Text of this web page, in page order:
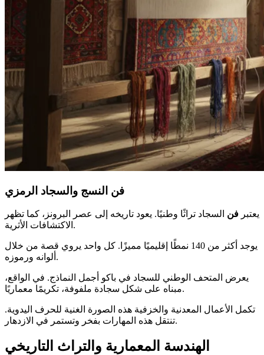
فن النسج والسجاد الرمزي
يعتبر فن السجاد تراثًا وطنيًا. يعود تاريخه إلى عصر البرونز، كما تظهر
الاكتشافات الأثرية.
يوجد أكثر من 140 نمطًا إقليميًا مميزًا. كل واحد يروي قصة من خلال
ألوانه ورموزه.
يعرض المتحف الوطني للسجاد في باكو أجمل النماذج. في الواقع،
مبناه على شكل سجادة ملفوفة، تكريمًا معماريًا.
تكمل الأعمال المعدنية والخزفية هذه الصورة الغنية للحرف اليدوية.
تنتقل هذه المهارات بفخر وتستمر في الازدهار.
الهندسة المعمارية والتراث التاريخي